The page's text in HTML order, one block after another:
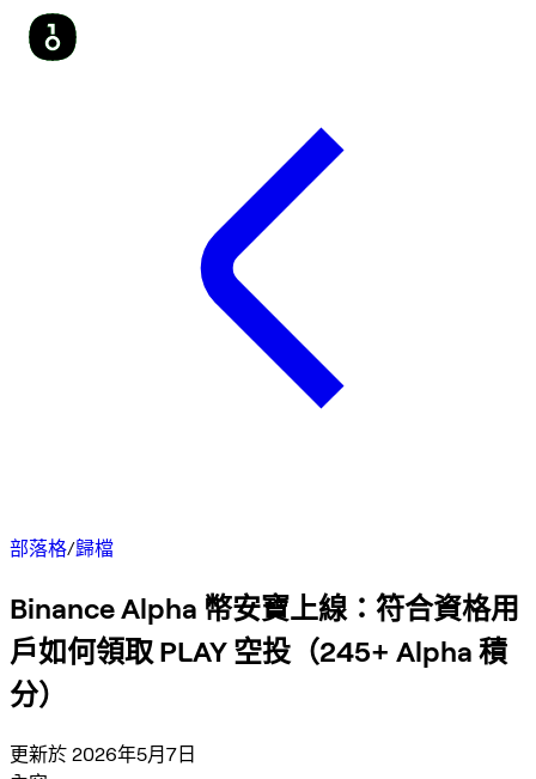
部落格/歸檔
Binance Alpha 幣安寶上線：符合資格用
戶如何領取 PLAY 空投（245+ Alpha 積
分）
更新於 2026年5月7日